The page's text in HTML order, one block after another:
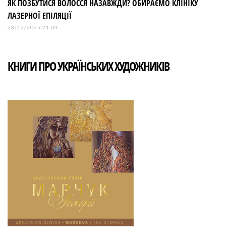
ЯК ПОЗБУТИСЯ ВОЛОССЯ НАЗАВЖДИ? ОБИРАЄМО КЛІНІКУ
ЛАЗЕРНОЇ ЕПІЛЯЦІЇ
23/12/2025 21:03
КНИГИ ПРО УКРАЇНСЬКИХ ХУДОЖНИКІВ